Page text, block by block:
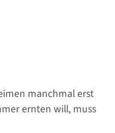
manchmal erst
ernten will, muss